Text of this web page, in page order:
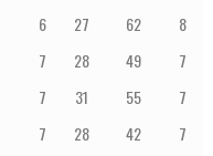
6 27 62
8
7 28 49
7
7 31 55
7
7 28 42
7